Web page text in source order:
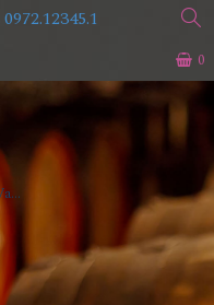
0
0972.12345.1
Rượu Vang Hộp Chile San Rozas 3000ml